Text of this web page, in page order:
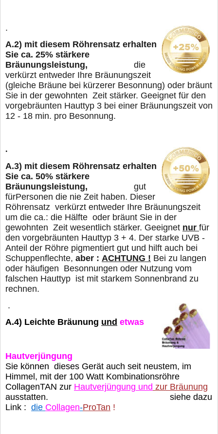
.
A.2) mit diesem Röhrensatz erhalten
Sie ca. 25% stärkere
Bräunungsleistung, die
verkürzt entweder Ihre Bräunungszeit
(gleiche Bräune bei kürzerer Besonnung) oder bräunt
Sie in der gewohnten Zeit stärker. Geeignet für den
vorgebräunten Hauttyp 3 bei einer Bräunungszeit von
12 - 18 min. pro Besonnung.
.
A.3) mit diesem Röhrensatz erhalten
Sie ca. 50% stärkere
Bräunungsleistung, gut
fürPersonen die nie Zeit haben. Dieser
Röhrensatz verkürzt entweder Ihre Bräunungszeit
um die ca.: die Hälfte oder bräunt Sie in der
gewohnten Zeit wesentlich stärker. Geeignet nur für
den vorgebräunten Hauttyp 3 + 4. Der starke UVB -
Anteil der Röhre pigmentiert gut und hilft auch bei
Schuppenflechte, aber : ACHTUNG ! Bei zu langen
oder häufigen Besonnungen oder Nutzung vom
falschen Hauttyp ist mit starkem Sonnenbrand zu
rechnen.
.
A.4) Leichte Bräunung und etwas
Hautverjüngung
Sie können dieses Gerät auch seit neustem, im
Himmel, mit der 100 Watt Kombinationsröhre
CollagenTAN zur Hautverjüngung und zur Bräunung
ausstatten. siehe dazu
Link : die Collagen-ProTan !